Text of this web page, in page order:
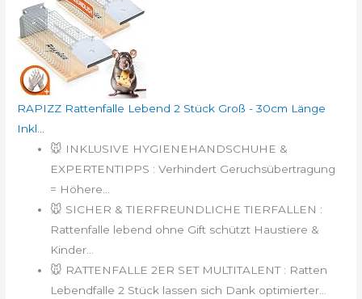
RAPIZZ Rattenfalle Lebend 2 Stück Groß - 30cm Länge
Inkl...
🐭 INKLUSIVE HYGIENEHANDSCHUHE &
EXPERTENTIPPS : Verhindert Geruchsübertragung
= Höhere...
🐭 SICHER & TIERFREUNDLICHE TIERFALLEN :
Rattenfalle lebend ohne Gift schützt Haustiere &
Kinder...
🐭 RATTENFALLE 2ER SET MULTITALENT : Ratten
Lebendfalle 2 Stück lassen sich Dank optimierter...